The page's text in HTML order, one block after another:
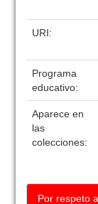
URI:
Programa
educativo:
Aparece en
las
colecciones:
Por respeto